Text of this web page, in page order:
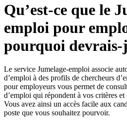
Qu’est-ce que le
emploi pour
pourquoi
Le service Jumelage-emploi associe
d’emploi à des profils de chercheurs
pour employeurs vous permet de
d’emploi qui répondent à vos critères
Vous avez ainsi un accès facile aux
poste que vous souhaitez pourvoir.